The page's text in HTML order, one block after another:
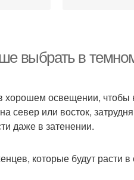
Растения
окна
выбрать в
освещении, чтобы
север или восток,
даже в затенении.
которые будут расти